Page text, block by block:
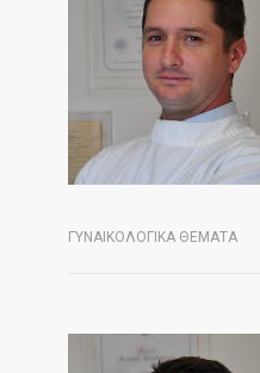
ΓΥΝΑΙΚΟΛΟΓΙΚΑ ΘΕΜΑΤΑ